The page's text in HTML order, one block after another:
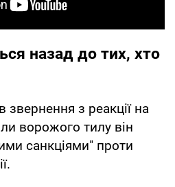
назад до тих, хто
з реакції на
ворожого тилу він
санкціями" проти